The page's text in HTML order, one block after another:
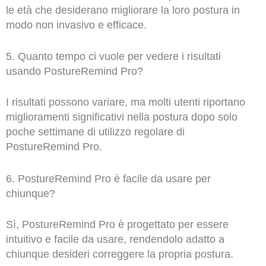
le età che desiderano migliorare la loro postura in
modo non invasivo e efficace.
5. Quanto tempo ci vuole per vedere i risultati
usando PostureRemind Pro?
I risultati possono variare, ma molti utenti riportano
miglioramenti significativi nella postura dopo solo
poche settimane di utilizzo regolare di
PostureRemind Pro.
6. PostureRemind Pro è facile da usare per
chiunque?
Sì, PostureRemind Pro è progettato per essere
intuitivo e facile da usare, rendendolo adatto a
chiunque desideri correggere la propria postura.